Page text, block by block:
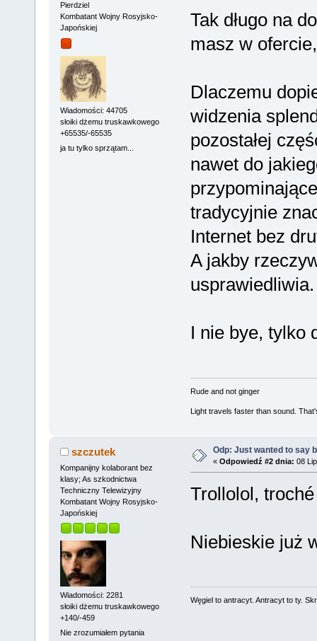
Pierdziel
Kombatant Wojny Rosyjsko-
Japońskiej
Wiadomości: 44705
słoiki dżemu truskawkowego
+65535/-65535
ja tu tylko sprzątam...
Tak długo na
masz w
Dlaczemu
widzenia
pozostałej
nawet do
tradycyjnie
Internet bez
A jakby
usprawiedliwia.
I nie bye, tylko
Rude and not ginger
Light travels faster than sound.
szczutek
Kompanijny kolaborant bez
klasy; As szkodnictwa
Techniczny Telewizyjny
Kombatant Wojny Rosyjsko-
Japońskiej
Wiadomości: 2281
słoiki dżemu truskawkowego
+140/-459
Nie zrozumiałem pytania
Odp: Just wanted to say
« Odpowiedź #2 dnia: 08
Trollolol,
Niebieskie już
Węgiel to antracyt. Antracyt to ty.